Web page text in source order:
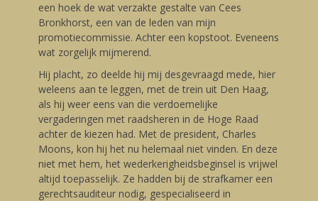
een hoek de wat verzakte gestalte van Cees
Bronkhorst, een van de leden van mijn
promotiecommissie. Achter een kopstoot. Eveneens
wat zorgelijk mijmerend.
Hij placht, zo deelde hij mij desgevraagd mede, hier
weleens aan te leggen, met de trein uit Den Haag,
als hij weer eens van die verdoemelijke
vergaderingen met raadsheren in de Hoge Raad
achter de kiezen had. Met de president, Charles
Moons, kon hij het nu helemaal niet vinden. En deze
niet met hem, het wederkerigheidsbeginsel is vrijwel
altijd toepasselijk. Ze hadden bij de strafkamer een
gerechtsauditeur nodig, gespecialiseerd in